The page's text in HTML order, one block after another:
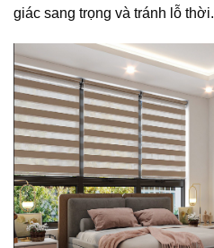
giác sang trọng và tránh lỗ thời.